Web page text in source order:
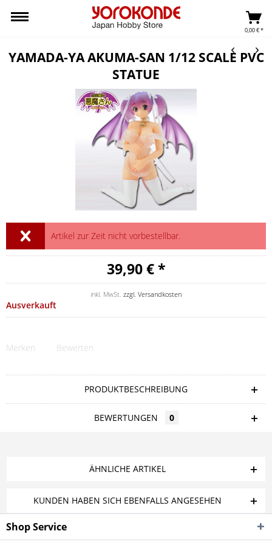
0,00 € *
YAMADA-YA AKUMA-SAN 1/12 SCALE PVC
STATUE
Artikel zur Zeit nicht vorbestellbar.
39,90 € *
inkl. MwSt. zzgl. Versandkosten
Ausverkauft
Merken Bewerten
PRODUKTBESCHREIBUNG
BEWERTUNGEN 0
ÄHNLICHE ARTIKEL
KUNDEN HABEN SICH EBENFALLS ANGESEHEN
Shop Service